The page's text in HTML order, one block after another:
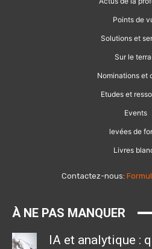
Points de
Solutions et
Sur le
Nominations et
Etudes et
Events
levées de
Livres
Contactez-nous:
À NE PAS MANQUER
IA et analytique :